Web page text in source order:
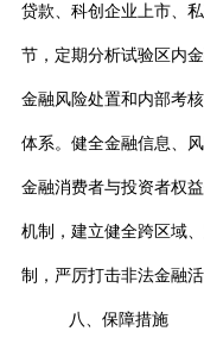
贷款、科创企业上市、
节，定期分析试验区内
金融风险处置和内部考
体系。健全金融信息、
金融消费者与投资者权
机制，建立健全跨区域
制，严厉打击非法金融活
八、保障措施